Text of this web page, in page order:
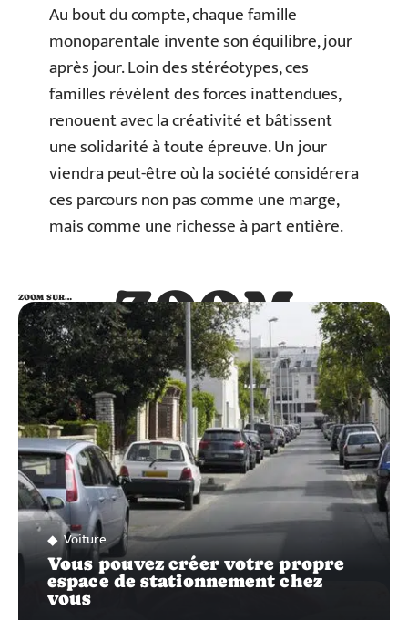
Au bout du compte, chaque famille
monoparentale invente son équilibre, jour
après jour. Loin des stéréotypes, ces
familles révèlent des forces inattendues,
renouent avec la créativité et bâtissent
une solidarité à toute épreuve. Un jour
viendra peut-être où la société considérera
ces parcours non pas comme une marge,
mais comme une richesse à part entière.
ZOOM
SUR…
ZOOM SUR…
Voiture
Vous pouvez créer votre propre
espace de stationnement chez
vous